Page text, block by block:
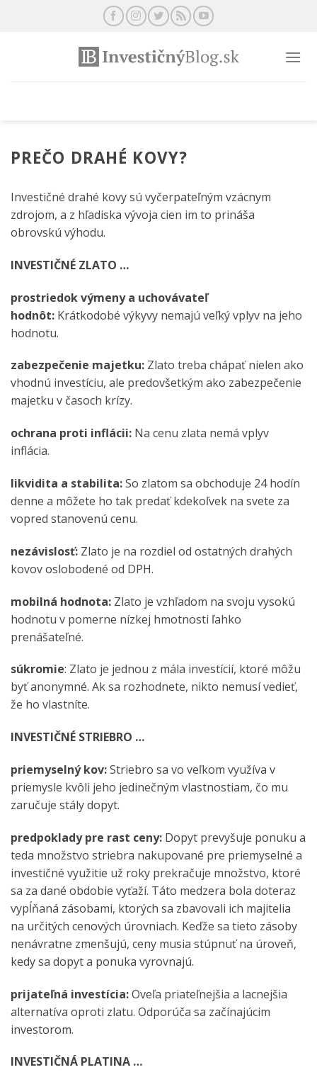
PREČO DRAHÉ KOVY?
Investičné drahé kovy sú vyčerpateľným vzácnym
zdrojom, a z hľadiska vývoja cien im to prináša
obrovskú výhodu.
INVESTIČNÉ ZLATO …
prostriedok výmeny a uchovávateľ
hodnôt: Krátkodobé výkyvy nemajú veľký vplyv na jeho
hodnotu.
zabezpečenie majetku: Zlato treba chápať nielen ako
vhodnú investíciu, ale predovšetkým ako zabezpečenie
majetku v časoch krízy.
ochrana proti inflácii: Na cenu zlata nemá vplyv
inflácia.
likvidita a stabilita:So zlatom sa obchoduje 24 hodín
denne a môžete ho tak predať kdekoľvek na svete za
vopred stanovenú cenu.
nezávislosť: Zlato je na rozdiel od ostatných drahých
kovov oslobodené od DPH.
mobilná hodnota: Zlato je vzhľadom na svoju vysokú
hodnotu v pomerne nízkej hmotnosti ľahko
prenášateľné.
súkromie: Zlato je jednou z mála investícií, ktoré môžu
byť anonymné. Ak sa rozhodnete, nikto nemusí vedieť,
že ho vlastníte.
INVESTIČNÉ STRIEBRO …
priemyselný kov:Striebro sa vo veľkom využíva v
priemysle kvôli jeho jedinečným vlastnostiam, čo mu
zaručuje stály dopyt.
predpoklady pre rast ceny: Dopyt prevyšuje ponuku a
teda množstvo striebra nakupované pre priemyselné a
investičné využitie už roky prekračuje množstvo, ktoré
sa za dané obdobie vyťaží. Táto medzera bola doteraz
vypĺňaná zásobami, ktorých sa zbavovali ich majitelia
na určitých cenových úrovniach. Keďže sa tieto zásoby
nenávratne zmenšujú, ceny musia stúpnuť na úroveň,
kedy sa dopyt a ponuka vyrovnajú.
prijateľná investícia:Oveľa priateľnejšia a lacnejšia
alternatíva oproti zlatu. Odporúča sa začínajúcim
investorom.
INVESTIČNÁ PLATINA …